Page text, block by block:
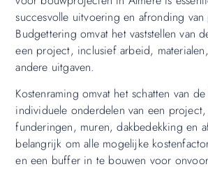
succesvolle uitvoering en afronding
Budgettering omvat het vaststellen van
een project, inclusief arbeid,
andere uitgaven.
Kostenraming omvat het schatten van
individuele onderdelen van een project,
funderingen, muren, dakbedekking en
belangrijk om alle mogelijke
en een buffer in te bouwen voor